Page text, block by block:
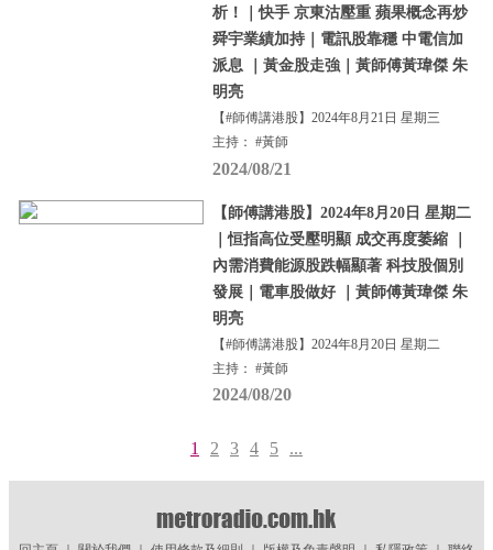
析！｜快手 京東沽壓重 蘋果概念再炒
舜宇業績加持｜電訊股靠穩 中電信加
派息 ｜黃金股走強｜黃師傅黃瑋傑 朱
明亮
【#師傅講港股】2024年8月21日 星期三
主持： #黃師
2024/08/21
【師傅講港股】2024年8月20日 星期二
｜恒指高位受壓明顯 成交再度萎縮 ｜
內需消費能源股跌幅顯著 科技股個別
發展｜電車股做好 ｜黃師傅黃瑋傑 朱
明亮
【#師傅講港股】2024年8月20日 星期二
主持： #黃師
2024/08/20
1 2 3 4 5 ...